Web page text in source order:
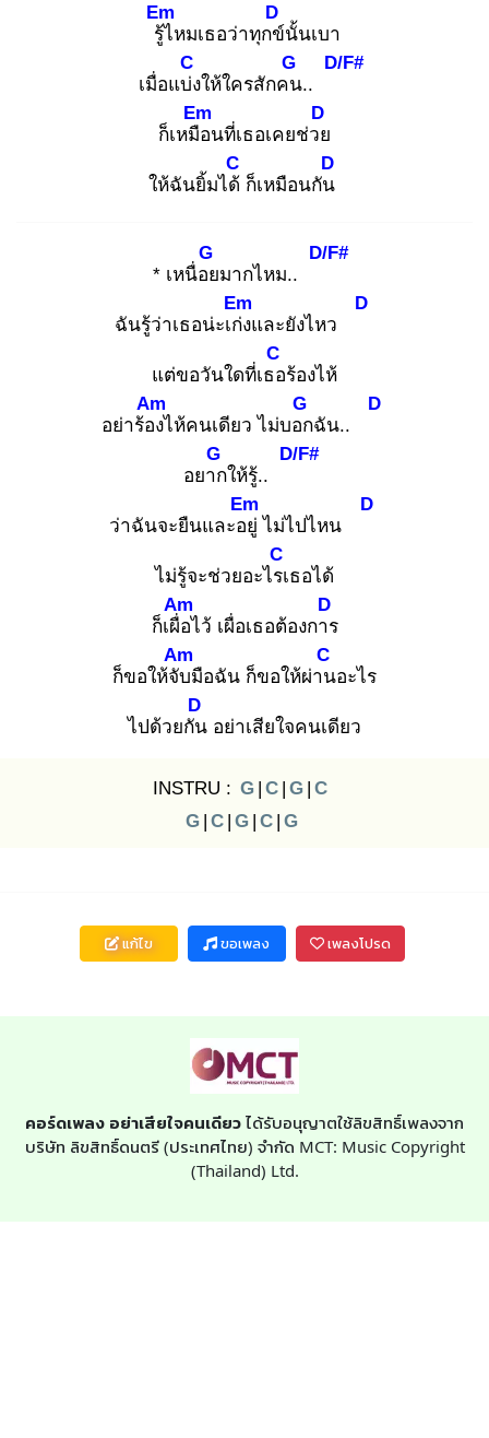
รู้ไ
Em
หมเธอว่าทุกข์
D
นั้นเบา
เมื่อแบ่ง
C
ให้ใครสักคน
G
..
D/F#
ก็เหมือ
Em
นที่เธอเคยช่วย
D
ให้ฉันยิ้มได้
C
ก็เหมือนกัน
D
* เหนื่อย
G
มากไหม..
D/F#
ฉันรู้ว่าเธอน่ะเก่ง
Em
และยังไหว
D
แต่ขอวันใดที่เธอ
C
ร้องไห้
อย่าร้อง
Am
ไห้คนเดียว ไม่บอก
G
ฉัน..
D
อยาก
G
ให้รู้..
D/F#
ว่าฉันจะยืนและอยู่
Em
ไม่ไปไหน
D
ไม่รู้จะช่วยอะไรเ
C
ธอได้
ก็เผื่อ
Am
ไว้ เผื่อเธอต้องการ
D
ก็ขอให้จับ
Am
มือฉัน ก็ขอให้ผ่าน
C
อะไร
ไปด้วยกัน
D
อย่าเสียใจคนเดียว
INSTRU : G | C | G | C
G | C | G | C | G
แก้ไข ขอเพลง เพลงโปรด
คอร์ดเพลง อย่าเสียใจคนเดียว ได้รับอนุญาตใช้ลิขสิทธิ์เพลงจาก
บริษัท ลิขสิทธิ์ดนตรี (ประเทศไทย) จำกัด MCT: Music Copyright
(Thailand) Ltd.